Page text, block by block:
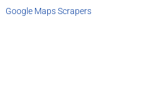
Google Maps Scrapers